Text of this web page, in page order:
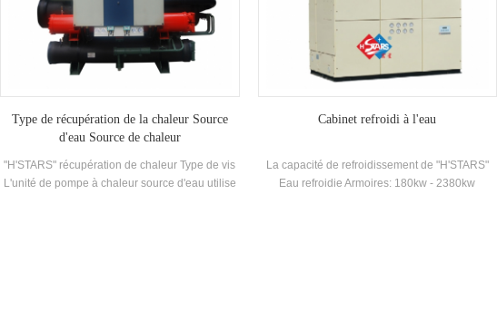
L'unité de récupération de chaleur peut être
configurée conformément au client Exigences.
L'unité a un total de 20 standards Spécifications.
Type de récupération de la chaleur Source
d'eau Source de chaleur
"H'STARS" récupération de chaleur Type de vis
L'unité de pompe à chaleur source d'eau utilise
Cabinet refroidi à l'eau
La capacité de refroidissement de "H'STARS"
Eau refroidie Armoires: 180kw - 2380kw